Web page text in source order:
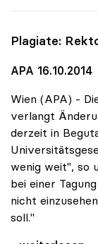
Plagiate:
APA 16.10.2014
Wien (APA) -
verlangt
derzeit in
wenig weit", so
bei einer
nicht
soll."